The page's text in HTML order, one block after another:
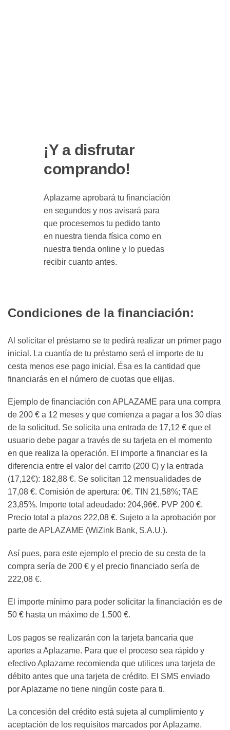
¡Y a disfrutar
comprando!
Aplazame aprobará tu financiación
en segundos y nos avisará para
que procesemos tu pedido tanto
en nuestra tienda física como en
nuestra tienda online y lo puedas
recibir cuanto antes.
Condiciones de la financiación:
Al solicitar el préstamo se te pedirá realizar un primer pago
inicial. La cuantía de tu préstamo será el importe de tu
cesta menos ese pago inicial. Ésa es la cantidad que
financiarás en el número de cuotas que elijas.
Ejemplo de financiación con APLAZAME para una compra
de 200 € a 12 meses y que comienza a pagar a los 30 días
de la solicitud. Se solicita una entrada de 17,12 € que el
usuario debe pagar a través de su tarjeta en el momento
en que realiza la operación. El importe a financiar es la
diferencia entre el valor del carrito (200 €) y la entrada
(17,12€): 182,88 €. Se solicitan 12 mensualidades de
17,08 €. Comisión de apertura: 0€. TIN 21,58%; TAE
23,85%. Importe total adeudado: 204,96€. PVP 200 €.
Precio total a plazos 222,08 €. Sujeto a la aprobación por
parte de APLAZAME (WiZink Bank, S.A.U.).
Así pues, para este ejemplo el precio de su cesta de la
compra sería de 200 € y el precio financiado sería de
222,08 €.
El importe mínimo para poder solicitar la financiación es de
50 € hasta un máximo de 1.500 €.
Los pagos se realizarán con la tarjeta bancaria que
aportes a Aplazame. Para que el proceso sea rápido y
efectivo Aplazame recomienda que utilices una tarjeta de
débito antes que una tarjeta de crédito. El SMS enviado
por Aplazame no tiene ningún coste para ti.
La concesión del crédito está sujeta al cumplimiento y
aceptación de los requisitos marcados por Aplazame.